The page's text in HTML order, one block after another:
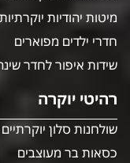
מיטות יהודיות יוקרתיות
חדרי ילדים מפוארים
שידות איפור לחדר
רהיטי יוקרה
שולחנות סלון יוקרתיים
כסאות בר מעוצבים